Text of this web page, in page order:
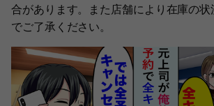
合があります。また店舗により在庫の
でご了承ください。